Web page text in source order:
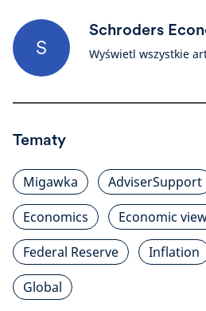
S
Schroders
Wyświetl wszystkie
Tematy
Migawka AdviserSupport
Economics
Economic
Federal Reserve
Inflation
Global